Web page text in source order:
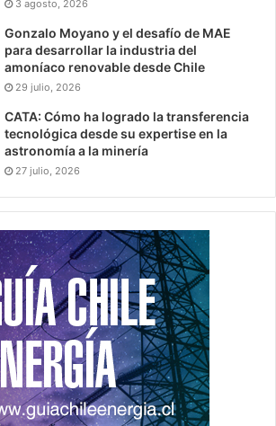
3 agosto, 2026
Gonzalo Moyano y el desafío de MAE
para desarrollar la industria del
amoníaco renovable desde Chile
29 julio, 2026
CATA: Cómo ha logrado la transferencia
tecnológica desde su expertise en la
astronomía a la minería
27 julio, 2026